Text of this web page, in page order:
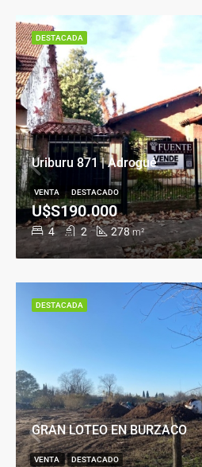
Uriburu 871 | Adrogué
4 2 278 m²
U$S190.000
VENTA DESTACADO
DESTACADA
GRAN LOTEO EN BURZACO
VENTA DESTACADO
DESTACADA